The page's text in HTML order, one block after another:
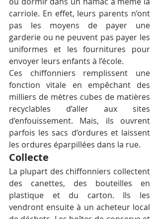
carriole. En effet, leurs parents n’ont
pas les moyens de payer une
garderie ou ne peuvent pas payer les
uniformes et les fournitures pour
envoyer leurs enfants à l’école.
Ces chiffonniers remplissent une
fonction vitale en empêchant des
milliers de mètres cubes de matières
recyclables d’aller aux sites
d’enfouissement. Mais, ils ouvrent
parfois les sacs d’ordures et laissent
les ordures éparpillées dans la rue.
Collecte
La plupart des chiffonniers collectent
des canettes, des bouteilles en
plastique et du carton. Ils les
vendront ensuite à un acheteur local